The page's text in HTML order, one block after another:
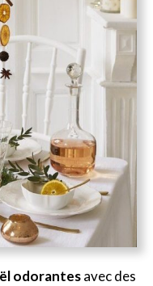
odorantesavec des